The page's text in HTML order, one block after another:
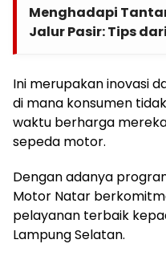
Menghadapi
Jalur Pasir: Tips
Ini merupakan inovasi
di mana konsumen
waktu berharga
sepeda motor.
Dengan adanya
Motor Natar
pelayanan terbaik
Lampung Selatan.